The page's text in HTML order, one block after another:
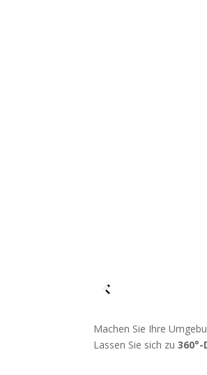
Machen Sie Ihre
Lassen Sie sich zu